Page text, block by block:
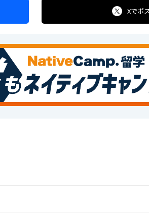
Xでポ